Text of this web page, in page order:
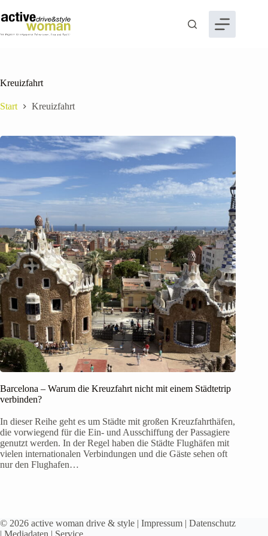
Inhalt
springen
Kreuizfahrt
Start Kreuizfahrt
Barcelona – Warum die Kreuzfahrt nicht mit einem Städtetrip
verbinden?
In dieser Reihe geht es um Städte mit großen Kreuzfahrthäfen,
die vorwiegend für die Ein- und Ausschiffung der Passagiere
genutzt werden. In der Regel haben die Städte Flughäfen mit
vielen internationalen Verbindungen und die Gäste sehen oft
nur den Flughafen…
© 2026 active woman drive & style | Impressum | Datenschutz
| Mediadaten | Service